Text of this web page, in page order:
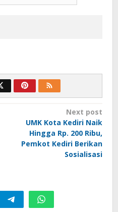
Next post
UMK Kota Kediri Naik
Hingga Rp. 200 Ribu,
Pemkot Kediri Berikan
Sosialisasi